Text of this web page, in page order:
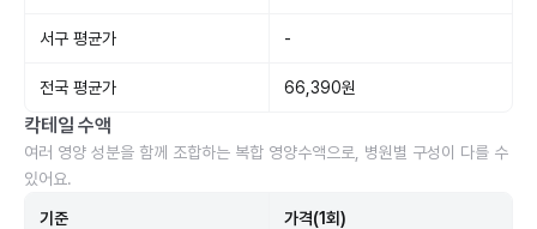
서구 평균가 -
전국 평균가 66,390원
칵테일 수액
여러 영양 성분을 함께 조합하는 복합 영양수액으로, 병원별 구성이 다를 수
있어요.
기준 가격(1회)